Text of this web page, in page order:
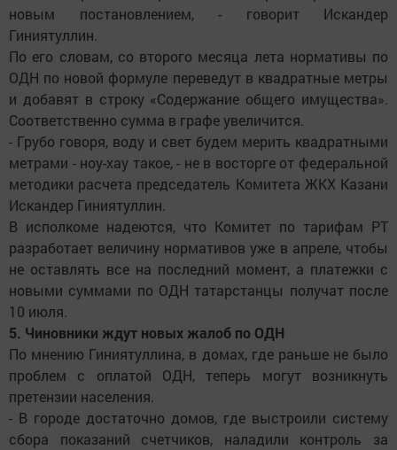
новым постановлением, - говорит Искандер
Гиниятуллин.
По его словам, со второго месяца лета нормативы по
ОДН по новой формуле переведут в квадратные метры
и добавят в строку «Содержание общего имущества».
Соответственно сумма в графе увеличится.
- Грубо говоря, воду и свет будем мерить квадратными
метрами - ноу-хау такое, - не в восторге от федеральной
методики расчета председатель Комитета ЖКХ Казани
Искандер Гиниятуллин.
В исполкоме надеются, что Комитет по тарифам РТ
разработает величину нормативов уже в апреле, чтобы
не оставлять все на последний момент, а платежки с
новыми суммами по ОДН татарстанцы получат после
10 июля.
5. Чиновники ждут новых жалоб по ОДН
По мнению Гиниятуллина, в домах, где раньше не было
проблем с оплатой ОДН, теперь могут возникнуть
претензии населения.
- В городе достаточно домов, где выстроили систему
сбора показаний счетчиков, наладили контроль за